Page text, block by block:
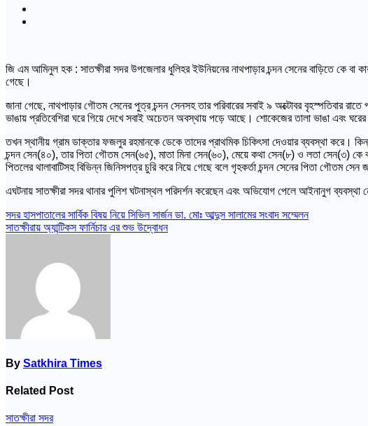
জি এম আমিনুল হক : সাতক্ষীরা সদর উপজেলার ধুলিহর ইউনিয়নের নাথপাড়ার চন্দন সেনের বাড়িতে কে বা
গেছে।
জানা গেছে, নাথপাড়ার গৌতম সেনের পুত্র চন্দন সেনসহ তার পরিবারের সবাই ৯ অক্টোবর বৃহস্পতিবার
ভাঙায় প্রতিবেশিরা ঘরে গিয়ে দেখে সবাই অচেতন অবস্থায় পড়ে আছে। শোকেজের তালা ভাঙা এবং
তখন স্থানীয় গ্রাম ডাক্তার ফজলুর রহমানকে ডেকে তাদের প্রাথমিক চিকিৎসা দেওয়ার ব্যবস্থা করে।
চন্দন সেন(৪০), তার পিতা গৌতম সেন(৬৫), মাতা মিনা সেন(৬০), মেয়ে কথা সেন(৮) ও লতা সেন(৩) কে
পিতলের থালাবাটিসহ বিভিন্ন জিনিসপত্র চুরি করে নিয়ে গেছে বলে গৃহকর্তা চন্দন সেনের পিতা গৌতম সেন
এঘটনায় সাতক্ষীরা সদর থানার পুলিশ ঘটনাস্থল পরিদর্শন করেছেন এবং অভিযোগ পেলে আইনানুগ ব্যবস্থা
Post
navigation
সদর হাসপাতালের সার্বিক বিষয় নিয়ে সিভিল সার্জন ডা. মোঃ আব্দুস সালামের সংবাদ সম্মেলন
সাতক্ষীরায় অ্যান্টিকস ফার্নিচার এর শুভ উদ্বোধন
By Satkhira Times
Related Post
সাতক্ষীরা সদর